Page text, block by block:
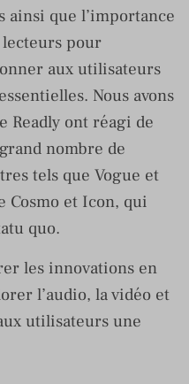
que l’importance
lecteurs pour
aux utilisateurs
Nous avons
Readly ont réagi de
nombre de
tels que Vogue et
Cosmo et Icon, qui
quo.
les innovations en
l’audio, la vidéo et
utilisateurs une